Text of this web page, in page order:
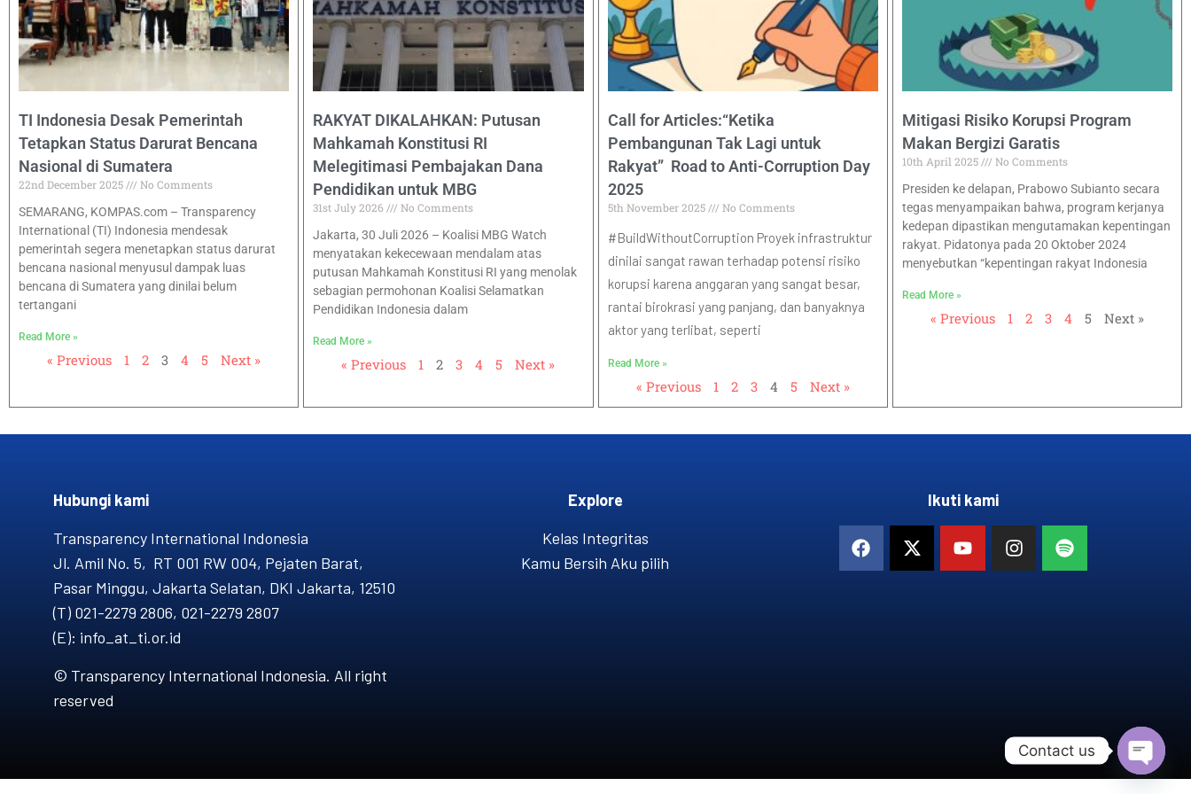
TI Indonesia Desak Pemerintah
Tetapkan Status Darurat Bencana
Nasional di Sumatera
22nd December 2025
No Comments
SEMARANG, KOMPAS.com – Transparency
International (TI) Indonesia mendesak
pemerintah segera menetapkan status darurat
bencana nasional menyusul dampak luas
bencana di Sumatera yang dinilai belum
tertangani
Read More »
« Previous 1 2 3 4 5 Next »
RAKYAT DIKALAHKAN: Putusan
Mahkamah Konstitusi RI
Melegitimasi Pembajakan Dana
Pendidikan untuk MBG
31st July 2026
No Comments
Jakarta, 30 Juli 2026 – Koalisi MBG Watch
menyatakan kekecewaan mendalam atas
putusan Mahkamah Konstitusi RI yang menolak
sebagian permohonan Koalisi Selamatkan
Pendidikan Indonesia dalam
Read More »
« Previous 1 2 3 4 5 Next »
Call for Articles:“Ketika
Pembangunan Tak Lagi untuk
Rakyat” Road to Anti-Corruption Day
2025
5th November 2025 No Comments
#BuildWithoutCorruption Proyek infrastruktur
dinilai sangat rawan terhadap potensi risiko
korupsi karena anggaran yang sangat besar,
rantai birokrasi yang panjang, dan banyaknya
aktor yang terlibat, seperti
Read More »
« Previous 1 2 3 4 5 Next »
Mitigasi Risiko Korupsi Program
Makan Bergizi Garatis
10th April 2025
No Comments
Presiden ke delapan, Prabowo Subianto secara
tegas menyampaikan bahwa, program kerjanya
kedepan dipastikan mengutamakan kepentingan
rakyat. Pidatonya pada 20 Oktober 2024
menyebutkan “kepentingan rakyat Indonesia
Read More »
« Previous 1 2 3 4 5 Next »
Hubungi kami​
Transparency International Indonesia
Jl. Amil No. 5, RT 001 RW 004, Pejaten Barat,
Pasar Minggu, Jakarta Selatan, DKI Jakarta, 12510
(T) 021-2279 2806, 021-2279 2807
(E): info_at_ti.or.id
© Transparency International Indonesia. All right
reserved
Explore
Kelas Integritas
Kamu Bersih Aku pilih
Ikuti kami
Contact us
OPEN